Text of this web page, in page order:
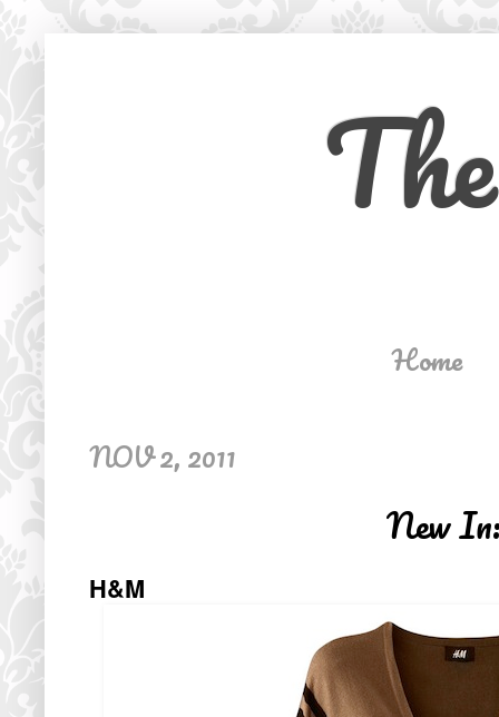
Home
NOV 2, 2011
New
H&M